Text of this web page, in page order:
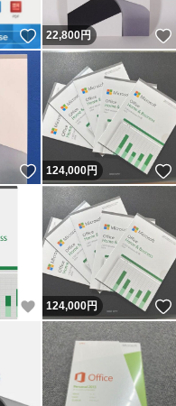
いいね！
22,800円
いいね！
124,000円
いいね！
124,000円